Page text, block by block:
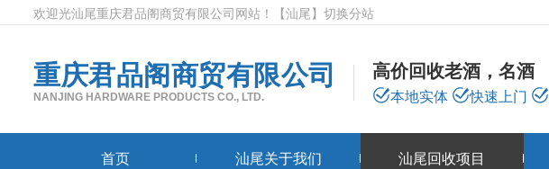
欢迎光汕尾重庆君品阁商贸有限公司网站！ 【汕尾】 切换分站
重庆君品阁商贸有限公司
NANJING HARDWARE PRODUCTS CO., LTD.
高价回收老酒，名酒
本地实体 快速上门
首页 汕尾关于我们 汕尾回收项目